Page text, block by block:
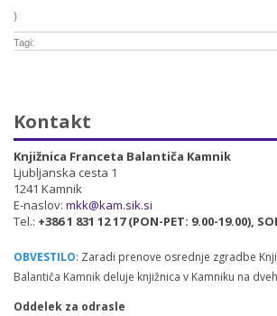
)
Tagi:
Kontakt
Knjižnica Franceta Balantiča Kamnik
Ljubljanska cesta 1
1241 Kamnik
E-naslov: mkk@kam.sik.si
Tel.: +386 1 831 12 17 (PON-PET: 9.00-19.00),
OBVESTILO: Zaradi prenove osrednje zgradbe
Balantiča Kamnik deluje knjižnica v Kamniku na
Oddelek za odrasle